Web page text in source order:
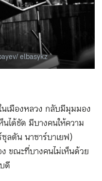
elbasykz
เมืองหลวง กลับมีมุมมอง
ได้ชัด มีบางคนให้ความ
ลตัน นาซาร์บาเยฟ)
ขณะที่บางคนไม่เห็นด้วย
ดี